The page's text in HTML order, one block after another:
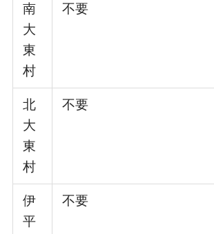
南
大
東
村
不要
北
大
東
村
不要
伊
平
不要